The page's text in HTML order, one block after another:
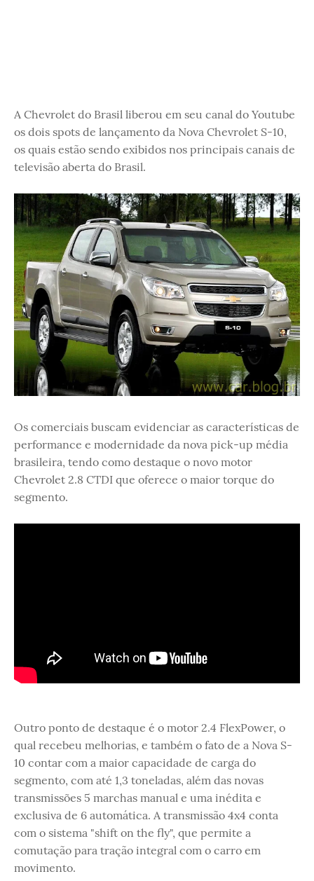
A Chevrolet do Brasil liberou em seu canal do Youtube
os dois spots de lançamento da Nova Chevrolet S-10,
os quais estão sendo exibidos nos principais canais de
televisão aberta do Brasil.
Os comerciais buscam evidenciar as características de
performance e modernidade da nova pick-up média
brasileira, tendo como destaque o novo motor
Chevrolet 2.8 CTDI que oferece o maior torque do
segmento.
Outro ponto de destaque é o motor 2.4 FlexPower, o
qual recebeu melhorias, e também o fato de a Nova S-
10 contar com a maior capacidade de carga do
segmento, com até 1,3 toneladas, além das novas
transmissões 5 marchas manual e uma inédita e
exclusiva de 6 automática. A transmissão 4x4 conta
com o sistema "shift on the fly", que permite a
comutação para tração integral com o carro em
movimento.